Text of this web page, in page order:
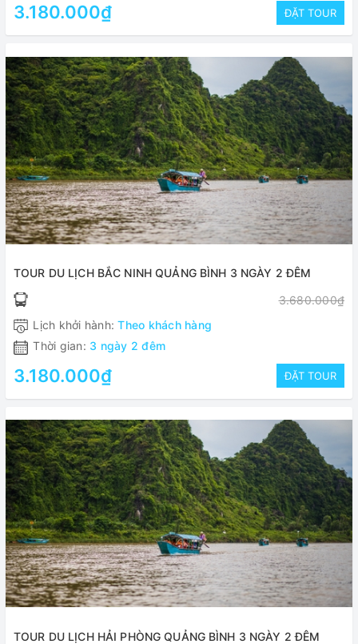
3.180.000₫ ĐẶT TOUR
TOUR DU LỊCH BẮC NINH QUẢNG BÌNH 3 NGÀY 2 ĐÊM
3.680.000₫
Lịch khởi hành:Theo khách hàng
Thời gian: 3 ngày 2 đêm
3.180.000₫ ĐẶT TOUR
TOUR DU LỊCH HẢI PHÒNG QUẢNG BÌNH 3 NGÀY 2 ĐÊM